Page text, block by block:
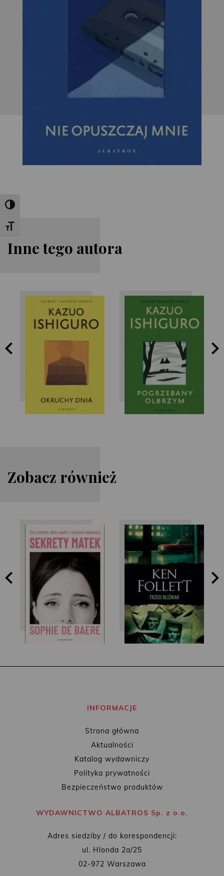
Toggle High Contrast
Toggle Font size
Inne tego autora
Kazuo Ishiguro
Zobacz również
Sophie de Baere Ken Follett
INFORMACJE
Strona główna
Aktualności
Katalog wydawniczy
Polityka prywatności
Bezpieczeństwo produktów
WYDAWNICTWO ALBATROS Sp. z o.o.
Adres siedziby / do korespondencji:
ul. Hlonda 2a/25
02-972 Warszawa